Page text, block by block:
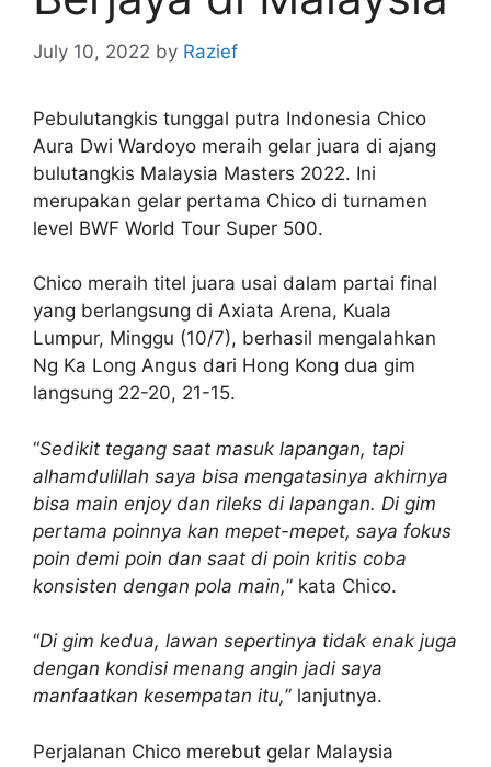
July 10, 2022 by Razief
Pebulutangkis tunggal putra Indonesia Chico
Aura Dwi Wardoyo meraih gelar juara di ajang
bulutangkis Malaysia Masters 2022. Ini
merupakan gelar pertama Chico di turnamen
level BWF World Tour Super 500.
Chico meraih titel juara usai dalam partai final
yang berlangsung di Axiata Arena, Kuala
Lumpur, Minggu (10/7), berhasil mengalahkan
Ng Ka Long Angus dari Hong Kong dua gim
langsung 22-20, 21-15.
“Sedikit tegang saat masuk lapangan, tapi
alhamdulillah saya bisa mengatasinya akhirnya
bisa main enjoy dan rileks di lapangan. Di gim
pertama poinnya kan mepet-mepet, saya fokus
poin demi poin dan saat di poin kritis coba
konsisten dengan pola main,” kata Chico.
“Di gim kedua, lawan sepertinya tidak enak juga
dengan kondisi menang angin jadi saya
manfaatkan kesempatan itu,” lanjutnya.
Perjalanan Chico merebut gelar Malaysia